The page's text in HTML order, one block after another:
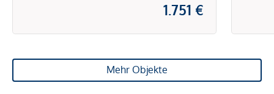
1.751 €
Mehr Objekte